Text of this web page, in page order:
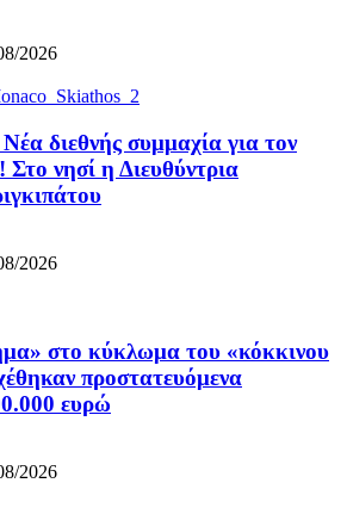
2026
διεθνής συμμαχία για τον
Στο νησί η Διευθύντρια
2026
στο κύκλωμα του «κόκκινου
προστατευόμενα
ευρώ
2026